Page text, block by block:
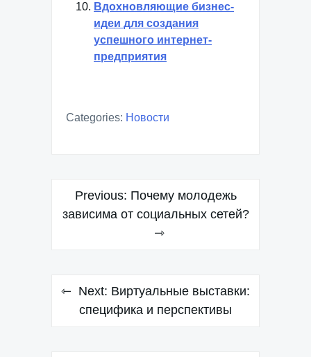
Вдохновляющие бизнес-
идеи для создания
успешного интернет-
предприятия
Categories: Новости
Навигация
по
Previous: Почему молодежь
зависима от социальных сетей?
Next: Виртуальные выставки:
специфика и перспективы